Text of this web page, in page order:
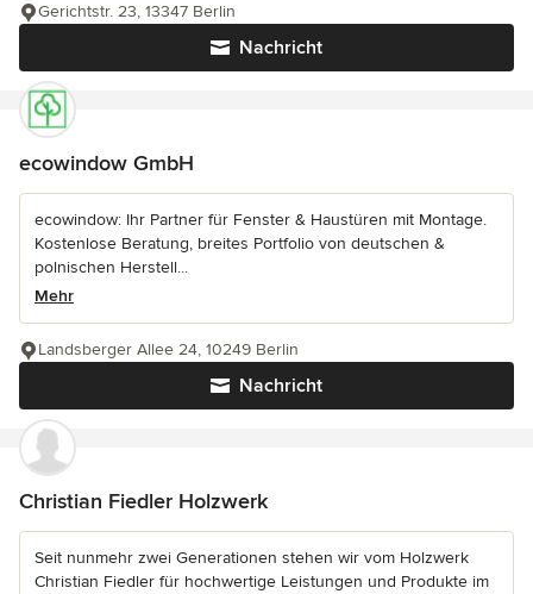
Nachricht
Gerichtstr. 23, 13347 Berlin
ecowindow GmbH
ecowindow: Ihr Partner für Fenster & Haustüren mit Montage.
Kostenlose Beratung, breites Portfolio von deutschen &
polnischen Herstell...
Mehr
Nachricht
Landsberger Allee 24, 10249 Berlin
Christian Fiedler Holzwerk
Seit nunmehr zwei Generationen stehen wir vom Holzwerk
Christian Fiedler für hochwertige Leistungen und Produkte im